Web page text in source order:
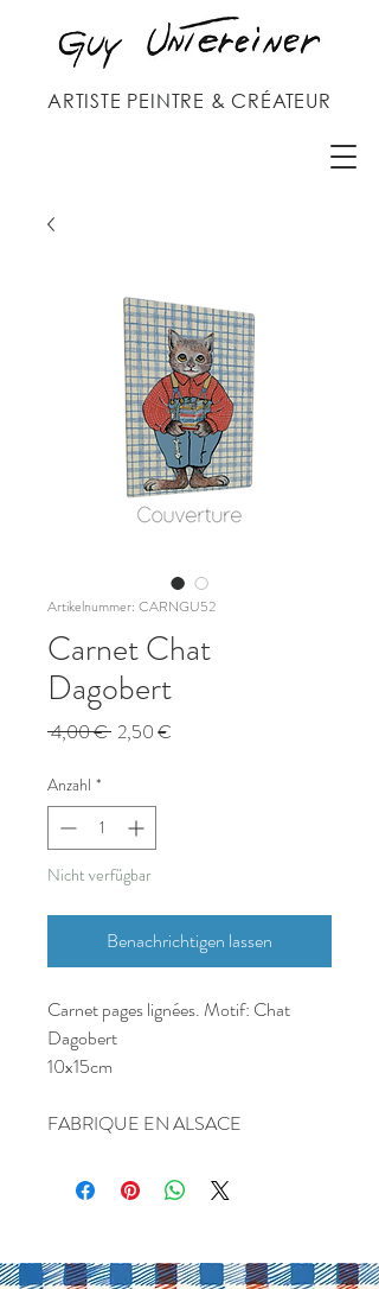
ARTISTE PEINTRE & CRÉATEUR
Artikelnummer: CARNGU52
Carnet Chat
Dagobert
4,00 € Standardpreis
2,50 €
Anzahl *
Nicht verfügbar
Benachrichtigen lassen
Carnet pages lignées. Motif: Chat
Dagobert
10x15cm
FABRIQUE EN ALSACE